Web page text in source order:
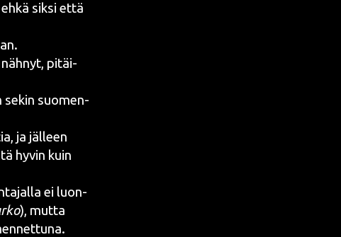
sik­si että
näh­nyt, pitäi­
sekin suo­men­
ja jäl­leen
hyvin kuin
ei luon­
), mut­ta